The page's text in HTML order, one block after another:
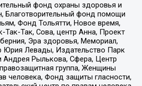
фонд охраны здоровья и
Благотворительный фонд помощи
Фонд Тольятти, Новое время,
Так-Так, Сова, центр Анна, Проект
Эра здоровья, Мемориал,
Юрия Левады, Издательство Парк
Андрея Рылькова, Сфера, Центр
группа, Женщины
человека, Фонд защиты гласности,